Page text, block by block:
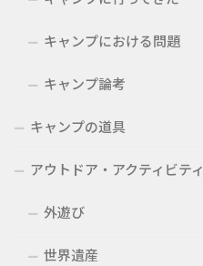
キャンプにおける問題
キャンプ論考
キャンプの道具
アウトドア・アクティビティ
外遊び
世界遺産